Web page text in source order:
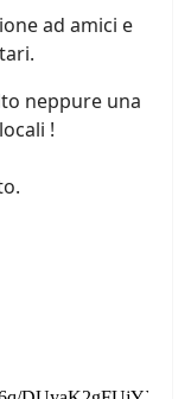
ad amici e
neppure una
!